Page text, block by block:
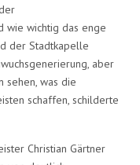
wie wichtig das enge
der Stadtkapelle
aber
sehen, was die
schaffen, schilderte
Christian Gärtner